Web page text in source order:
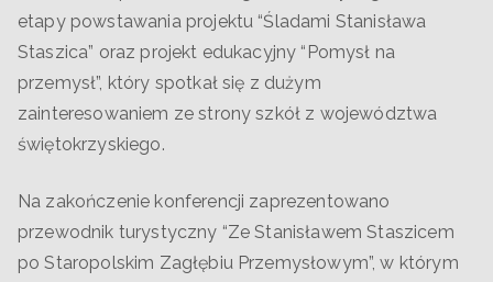
etapy powstawania projektu “Śladami Stanisława
Staszica” oraz projekt edukacyjny “Pomysł na
przemysł”, który spotkał się z dużym
zainteresowaniem ze strony szkół z województwa
świętokrzyskiego.
Na zakończenie konferencji zaprezentowano
przewodnik turystyczny “Ze Stanisławem Staszicem
po Staropolskim Zagłębiu Przemysłowym”, w którym